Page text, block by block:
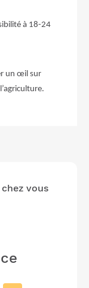
à 18-24
un œil sur
vous